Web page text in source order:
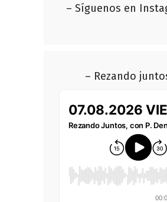
– Síguenos en
– Rezando